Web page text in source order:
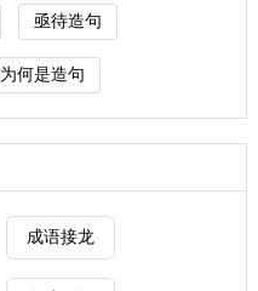
亟待造句
为何是造句
成语接龙